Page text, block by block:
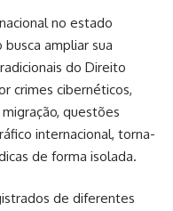
no estado
ampliar sua
do Direito
crimes cibernéticos,
questões
internacional, torna-
de forma isolada.
de diferentes